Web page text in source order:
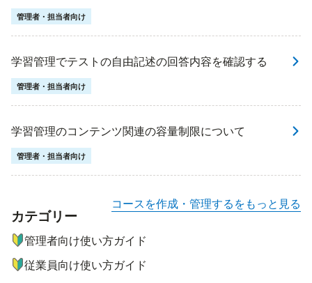
管理者・担当者向け
学習管理でテストの自由記述の回答内容を確認する
管理者・担当者向け
学習管理のコンテンツ関連の容量制限について
管理者・担当者向け
コースを作成・管理するをもっと見る
ナビゲーションメニュー
カテゴリー
管理者向け使い方ガイド
従業員向け使い方ガイド